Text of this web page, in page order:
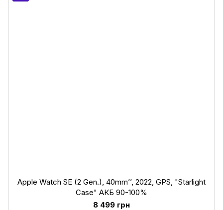
Apple Watch SE (2 Gen.), 40mm’’, 2022, GPS, "Starlight
Case" АКБ 90-100%
8 499 грн